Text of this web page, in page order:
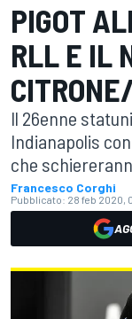
PIGOT
RLL E IL
Il 26enne
Indianapolis
che
Francesco Corghi
Pubblicato: 28 feb 2020,